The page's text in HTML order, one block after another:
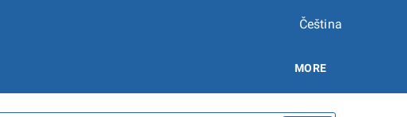
Čeština
MORE